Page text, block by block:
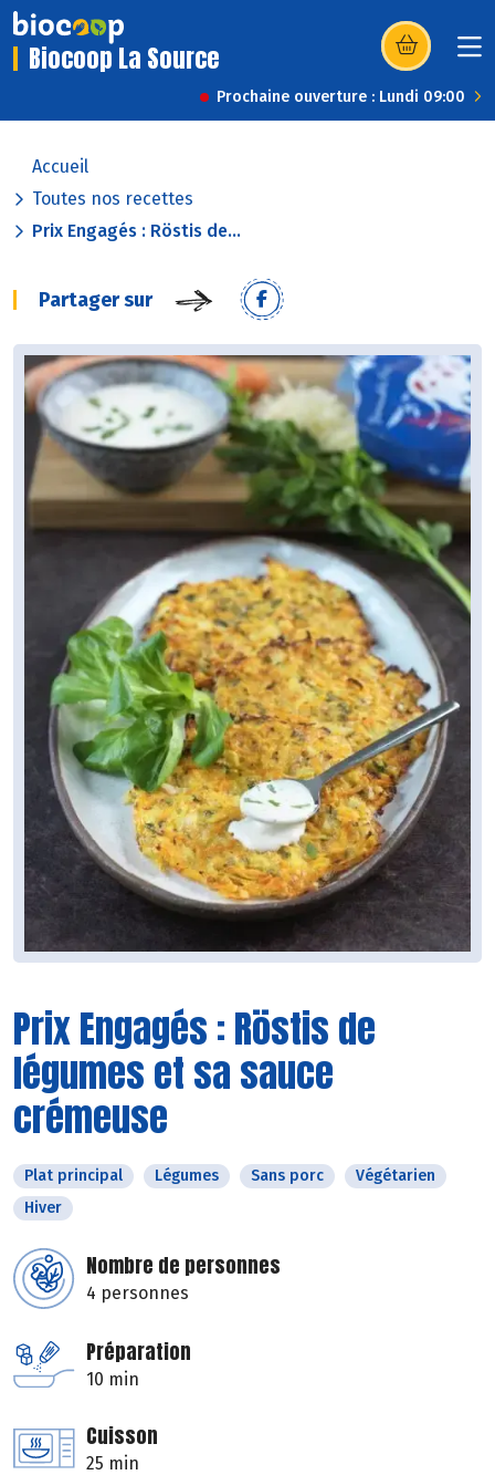
Biocoop La Source (s’ouvre dans
Prochaine ouverture : Lundi 09:00
Accueil
Toutes nos recettes
Prix Engagés : Röstis de...
Partager sur
Prix Engagés : Röstis de
légumes et sa sauce
crémeuse
Plat principal Légumes Sans porc
Végétarien
Hiver
Nombre de personnes
4 personnes
Préparation
10 min
Cuisson
25 min